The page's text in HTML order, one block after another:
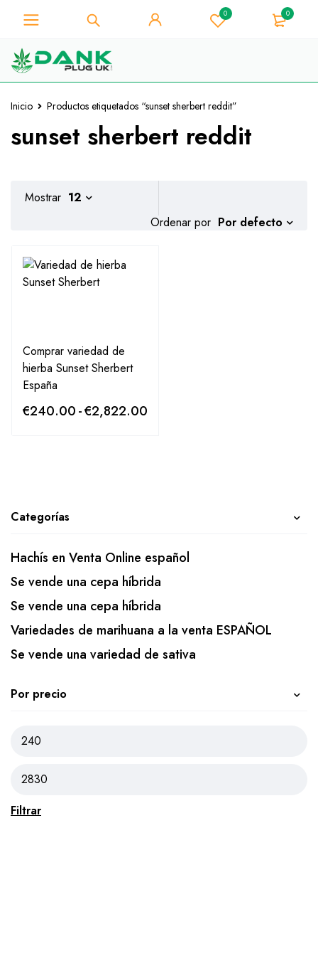
0 0
Inicio Productos etiquetados “sunset sherbert reddit”
sunset sherbert reddit
Categorías
Hachís en Venta Online español
Se vende una cepa híbrida
Se vende una cepa híbrida
Variedades de marihuana a la venta ESPAÑOL
Se vende una variedad de sativa
Por precio
Filtrar
Ordenar por Por defecto
Mostrar 12
Comprar variedad de
hierba Sunset Sherbert
España
€240.00-€2,822.00
Para los amantes de la hierba -
Obtenga un descuento
compra - Código de cupón
"WELCOME10"